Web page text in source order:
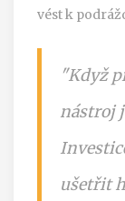
vést k
"Když
nástroj
ušetřit